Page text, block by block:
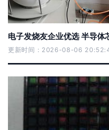
电子发烧友企业优选 半导
更新时间：2026-08-06